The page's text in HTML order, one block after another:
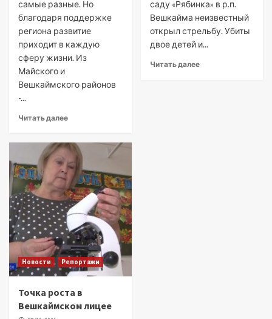
самые разные. Но
благодаря поддержке
региона развитие
приходит в каждую
сферу жизни. Из
Майского и
Вешкаймского районов
-...
Читать далее
саду «Рябинка» в р.п.
Вешкайма неизвестный
открыл стрельбу. Убиты
двое детей и...
Читать далее
Новости Репортажи
Точка роста в
Вешкаймском лицее